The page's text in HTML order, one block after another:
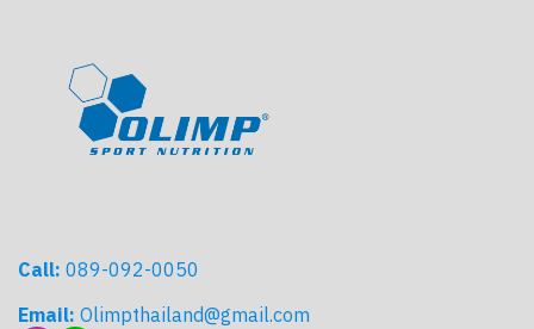
Call: 089-092-0050
Email: Olimpthailand@gmail.com